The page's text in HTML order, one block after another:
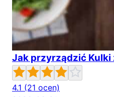
Jak przyrządzić Kulki
4.1 (21 ocen)